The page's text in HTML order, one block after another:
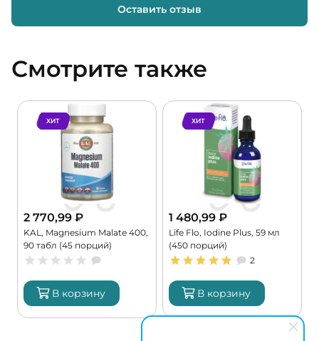
Оставить отзыв
Смотрите также
ХИТ
2 770,99 ₽
KAL, Magnesium Malate 400,
90 табл (45 порций)
В корзину
ХИТ
1 480,99 ₽
Life Flo, Iodine Plus, 59 мл
(450 порций)
2
В корзину